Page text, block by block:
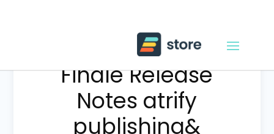
Release 23.08:
Finale Release
Notes atrify
publishing&